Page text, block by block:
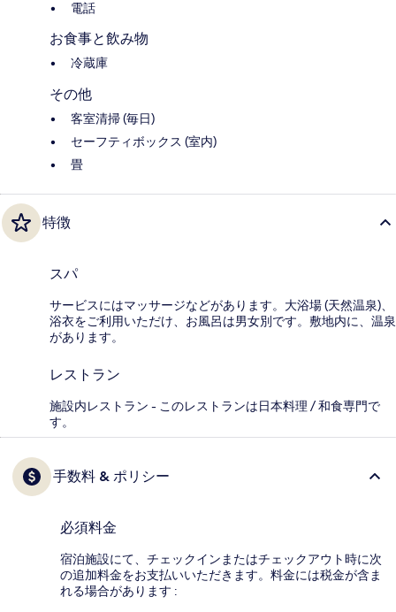
電話
お食事と飲み物
冷蔵庫
その他
客室清掃 (毎日)
セーフティボックス (室内)
畳
特徴
スパ
サービスにはマッサージなどがあります。大浴場 (天然温泉)、
浴衣をご利用いただけ、お風呂は男女別です。敷地内に、温泉
があります。
レストラン
施設内レストラン - このレストランは日本料理 / 和食専門で
す。
手数料 & ポリシー
必須料金
宿泊施設にて、チェックインまたはチェックアウト時に次
の追加料金をお支払いいただきます。料金には税金が含ま
れる場合があります :